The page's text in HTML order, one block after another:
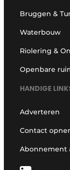
Bruggen &
Waterbouw
Riolering &
Openbare
HANDIGE
Adverteren
Contact
Abonnement